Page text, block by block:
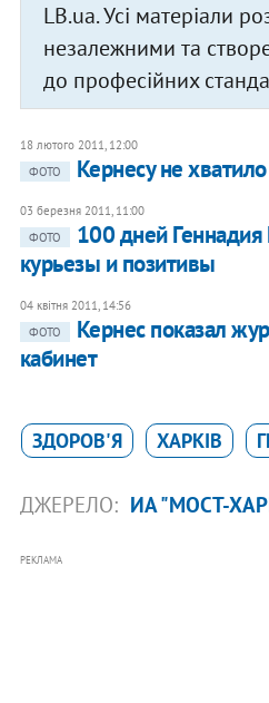
LB.ua. Усі матеріали
незалежними та
до професійних
18 лютого 2011, 12:00
ФОТО
Кернесу не
03 березня 2011, 11:00
ФОТО
100 дней
курьезы и позитивы
04 квітня 2011, 14:56
ФОТО
Кернес показал
кабинет
ЗДОРОВ'Я ХАРКІВ
ДЖЕРЕЛО: ИА "МОСТ-
РЕКЛАМА